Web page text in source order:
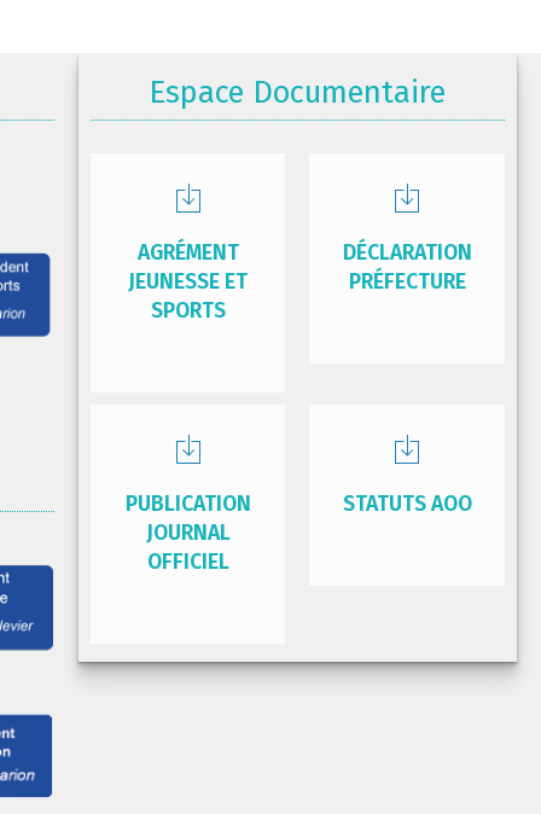
Espace Documentaire
AGRÉMENT
JEUNESSE ET
SPORTS
DÉCLARATION
PRÉFECTURE
PUBLICATION
JOURNAL
OFFICIEL
STATUTS AOO